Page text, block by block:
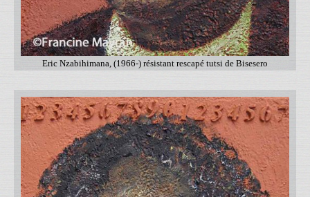
Eric Nzabihimana, (1966-) résistant rescapé tutsi de Bisesero